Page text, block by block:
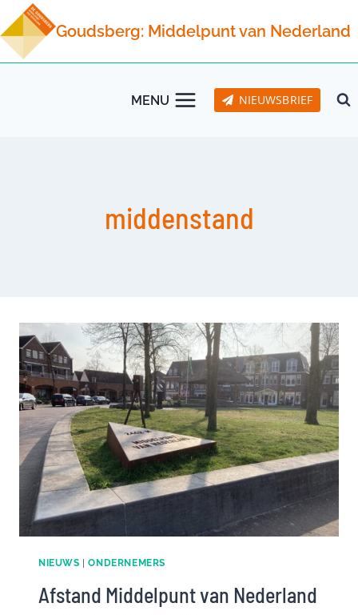
Doorgaan
naar
inhoud
Goudsberg: Middelpunt van Nederland
MENU NIEUWSBRIEF
middenstand
NIEUWS |ONDERNEMERS
Afstand Middelpunt van Nederland